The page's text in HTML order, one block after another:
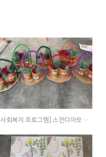
[사회복지 프로그램] 스칸디아모스 화분 만들기